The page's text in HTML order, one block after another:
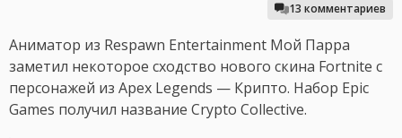
13 комментариев
Аниматор из Respawn Entertainment Мой Парра
заметил некоторое сходство нового скина Fortnite с
персонажей из Apex Legends — Крипто. Набор Epic
Games получил название Crypto Collective.